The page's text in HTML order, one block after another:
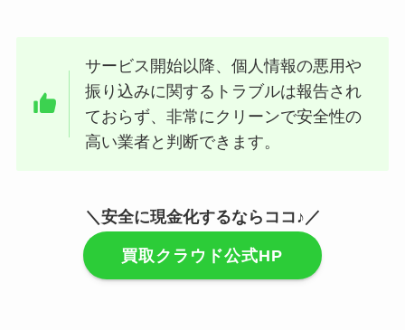
サービス開始以降、個人情報の悪用や
振り込みに関するトラブルは報告され
ておらず、非常にクリーンで安全性の
高い業者と判断できます。
＼安全に現金化するならココ♪／
買取クラウド公式HP